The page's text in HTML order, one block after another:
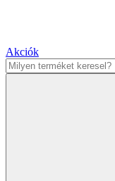
Akciók